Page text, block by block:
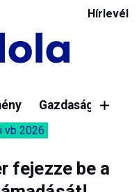
Hírlevél
Gazdaság
vb 2026
fejezze be a